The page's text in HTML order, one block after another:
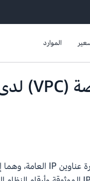
الموارد